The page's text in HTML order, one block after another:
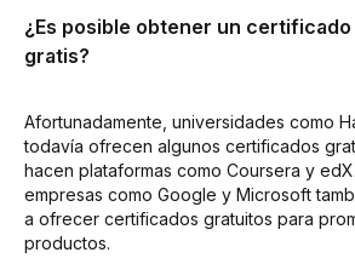
¿Es posible obtener un certificado
gratis?
Afortunadamente, universidades como
todavía ofrecen algunos certificados
hacen plataformas como Coursera y
empresas como Google y Microsoft
a ofrecer certificados gratuitos para
productos.